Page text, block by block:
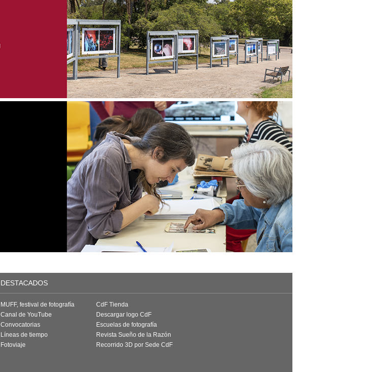
DESTACADOS
MUFF, festival de fotografía
Canal de YouTube
Convocatorias
Líneas de tiempo
Fotoviaje
CdF Tienda
Descargar logo CdF
Escuelas de fotografía
Revista Sueño de la Razón
Recorrido 3D por Sede CdF